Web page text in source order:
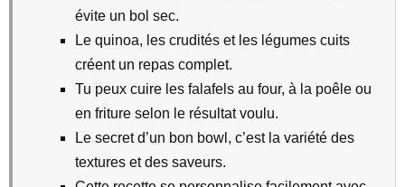
évite un bol sec.
Le quinoa, les crudités et les légumes cuits
créent un repas complet.
Tu peux cuire les falafels au four, à la poêle ou
en friture selon le résultat voulu.
Le secret d’un bon bowl, c’est la variété des
textures et des saveurs.